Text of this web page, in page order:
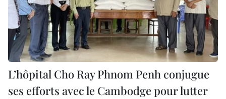
L’hôpital Cho Ray Phnom Penh conjugue
ses efforts avec le Cambodge pour lutter